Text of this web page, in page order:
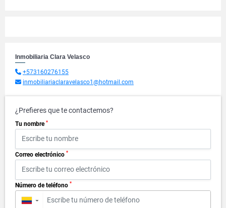
Inmobiliaria Clara Velasco
+573160276155
inmobiliariaclaravelasco1@hotmail.com
¿Prefieres que te contactemos?
Tu nombre *
Correo electrónico *
Número de teléfono *
▼